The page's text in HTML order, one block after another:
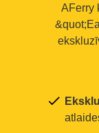
AFerry